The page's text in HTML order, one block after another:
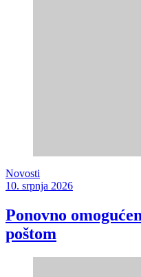
Novosti
10. srpnja 2026
Ponovno
poštom